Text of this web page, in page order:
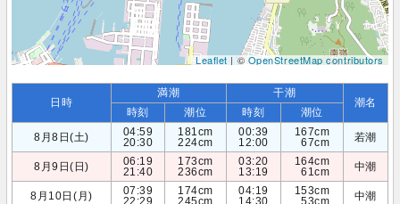
Leaflet| ©OpenStreetMap contributors
日時
満潮 干潮
潮名
時刻 潮位 時刻
潮位
8月8日(土)
04:59
20:30
181cm
224cm
00:39
12:00
167cm
67cm
若潮
8月9日(日)
06:19
21:40
173cm
236cm
03:20
13:19
164cm
61cm
中潮
8月10日(月)
07:39
22:29
174cm
245cm
04:19
14:30
153cm
53cm
中潮